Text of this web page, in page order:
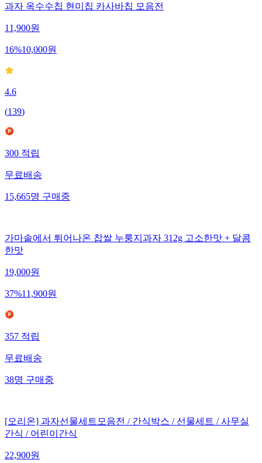
과자 옥수수칩 현미칩 카사바칩 모음전
11,900원
16%10,000원
4.6
(139)
300 적립
무료배송
15,665명 구매중
가마솥에서 튀어나온 찹쌀 누룽지과자 312g 고소한맛 + 달콤
한맛
19,000원
37%11,900원
357적립
무료배송
38명구매중
[오리온] 과자선물세트모음전 / 간식박스 / 선물세트 / 사무실
간식 / 어린이간식
22,900원